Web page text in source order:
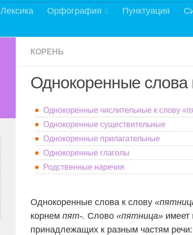
Лексика Орфография Пунктуация
КОРЕНЬ
Однокоренные слова
Однокоренные числительные к слову
Однокоренные существительные
Однокоренные прилагательные
Однокоренные глаголы
Родственные наречия
Однокоренные слова к слову
корнем пят-. Слово «пятница» имеет
принадлежащих к разным частям